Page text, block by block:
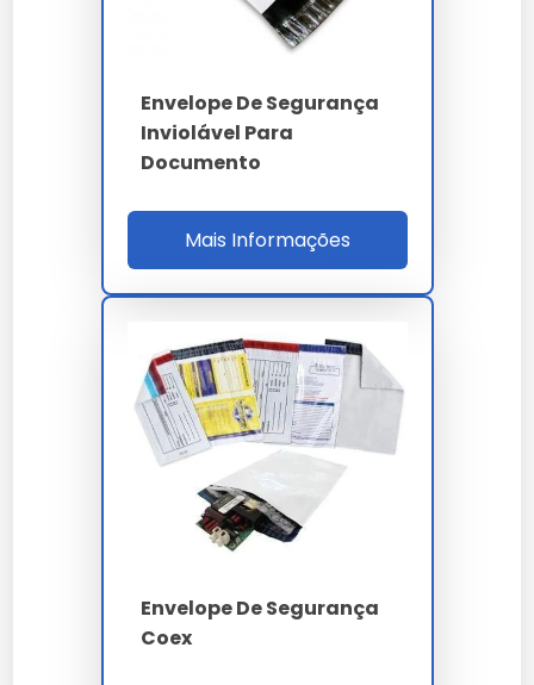
Envelope De Segurança
Inviolável Para
Documento
Mais Informações
Envelope De Segurança
Coex